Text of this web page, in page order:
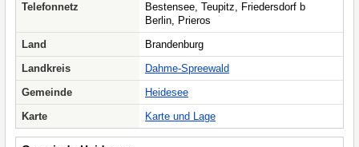
Telefonnetz
Bestensee, Teupitz, Friedersdorf b
Berlin, Prieros
Land
Brandenburg
Landkreis
Dahme-Spreewald
Gemeinde
Heidesee
Karte
Karte und Lage